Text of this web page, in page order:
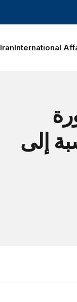
International
Iran
إلى